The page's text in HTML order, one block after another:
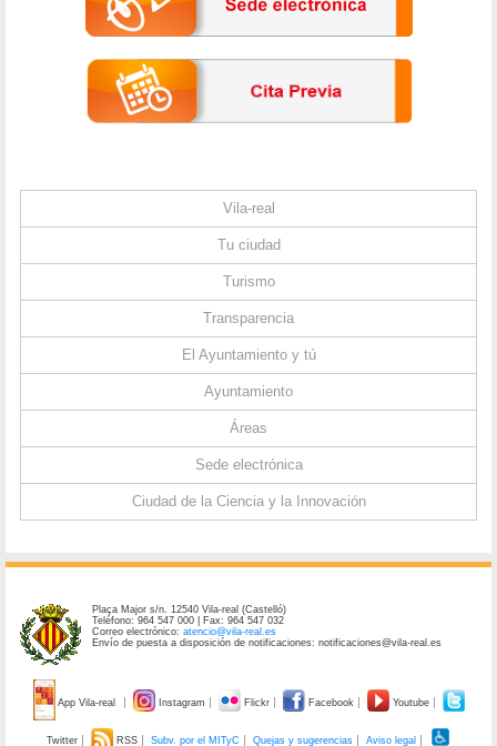
Vila-real
Tu ciudad
Turismo
Transparencia
El Ayuntamiento y tú
Ayuntamiento
Áreas
Sede electrónica
Ciudad de la Ciencia y la Innovación
Plaça Major s/n. 12540 Vila-real (Castelló)
Teléfono: 964 547 000 | Fax: 964 547 032
Correo electrónico:atencio@vila-real.es
Envío de puesta a disposición de notificaciones: notificaciones@vila-real.es
App Vila-real Instagram Flickr Facebook Youtube
Twitter RSS Subv. por el MITyC Quejas y sugerencias Aviso legal